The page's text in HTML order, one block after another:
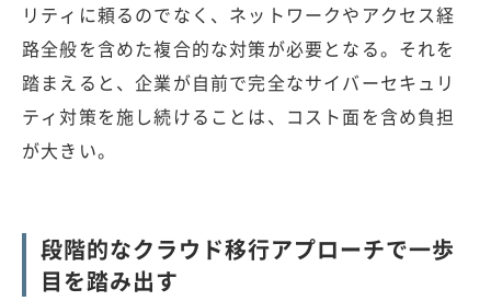
リティに頼るのでなく、ネットワークやアクセス経
路全般を含めた複合的な対策が必要となる。それを
踏まえると、企業が自前で完全なサイバーセキュリ
ティ対策を施し続けることは、コスト面を含め負担
が大きい。
段階的なクラウド移行アプローチで一歩
目を踏み出す